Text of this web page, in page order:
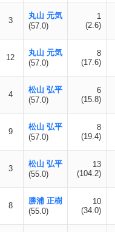
3
丸山 元気
(57.0)
1
(2.6)
12
丸山 元気
(57.0)
8
(17.6)
4
松山 弘平
(57.0)
6
(15.8)
9
松山 弘平
(57.0)
8
(19.4)
3
松山 弘平
(55.0)
13
(104.2)
8
勝浦 正樹
(55.0)
10
(34.0)